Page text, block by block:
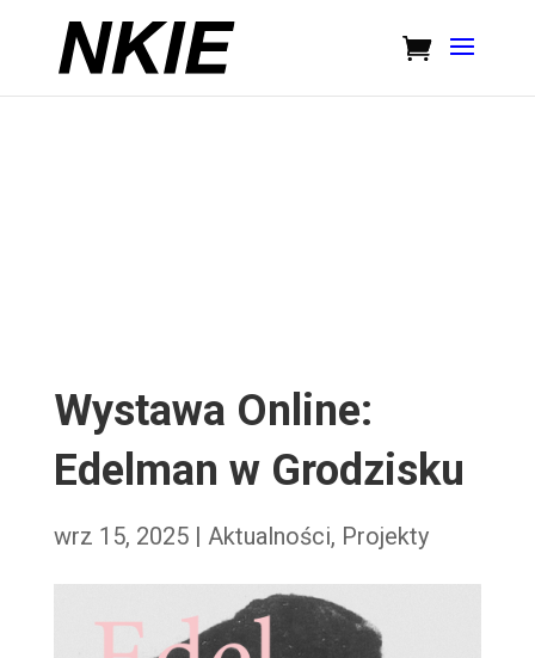
Wystawa Online:
Edelman w Grodzisku
wrz 15, 2025| Aktualności, Projekty